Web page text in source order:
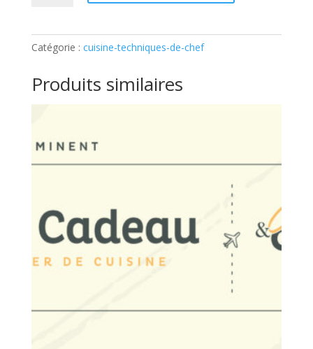
CHEF
DE
FOIE
Catégorie : cuisine-techniques-de-chef
Produits similaires